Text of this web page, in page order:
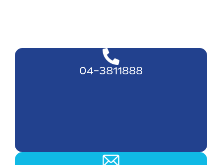
04-3811888